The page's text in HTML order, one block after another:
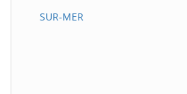
SUR-MER